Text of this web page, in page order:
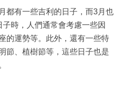
都有一些吉利的日子，而3月也
時，人們通常會考慮一些因
的運勢等。此外，還有一些特
節、植樹節等，這些日子也是